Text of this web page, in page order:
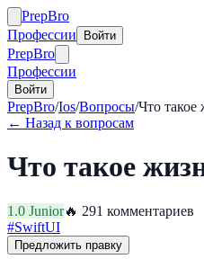
PrepBro
Профессии
Войти
PrepBro
Профессии
Войти
PrepBro/Ios/Вопросы/Что
← Назад к вопросам
Что такое
1.0 Junior🔥 291 комментариев
#SwiftUI
Предложить правку